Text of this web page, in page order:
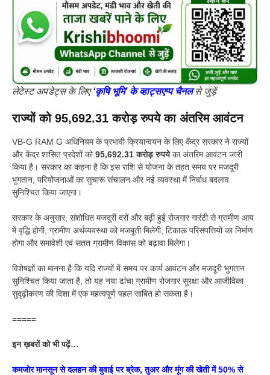
लेटेस्ट अपडेट्स के लिए‘कृषि भूमि’ के व्हाट्सएप्प चैनलसे जुड़ें
राज्यों को 95,692.31 करोड़ रुपये का अंतरिम आवंटन
VB-G RAM G अधिनियम के प्रभावी क्रियान्वयन के लिए केंद्र सरकार ने राज्यों
और केंद्र शासित प्रदेशों को95,692.31 करोड़ रुपयेका अंतरिम आवंटन जारी
किया है। सरकार का कहना है कि इस राशि से योजना के तहत समय पर मजदूरी
भुगतान, परियोजनाओं का सुचारू संचालन और नई व्यवस्था में निर्बाध बदलाव
सुनिश्चित किया जाएगा।
सरकार के अनुसार, संशोधित मजदूरी दरों और बढ़ी हुई रोजगार गारंटी से ग्रामीण आय
में वृद्धि होगी, ग्रामीण अर्थव्यवस्था को मजबूती मिलेगी, टिकाऊ परिसंपत्तियों का निर्माण
होगा और समावेशी एवं सतत ग्रामीण विकास को बढ़ावा मिलेगा।
विशेषज्ञों का मानना है कि यदि राज्यों में समय पर कार्य आवंटन और मजदूरी भुगतान
सुनिश्चित किया जाता है, तो यह नया ढांचा ग्रामीण रोजगार सुरक्षा और आजीविका
सुदृढ़ीकरण की दिशा में एक महत्वपूर्ण पहल साबित हो सकता है।
=====
इन ख़बरों को भी पढ़ें…
कमजोर मानसून से दलहन की बुवाई पर ब्रेक, तुअर और मूंग की खेती में 50% से